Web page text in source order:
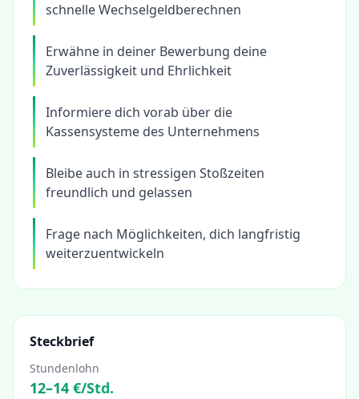
schnelle Wechselgeldberechnen
Erwähne in deiner Bewerbung deine
Zuverlässigkeit und Ehrlichkeit
Informiere dich vorab über die
Kassensysteme des Unternehmens
Bleibe auch in stressigen Stoßzeiten
freundlich und gelassen
Frage nach Möglichkeiten, dich langfristig
weiterzuentwickeln
Steckbrief
Stundenlohn
12–14 €/Std.